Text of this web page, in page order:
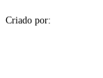
Criado por: